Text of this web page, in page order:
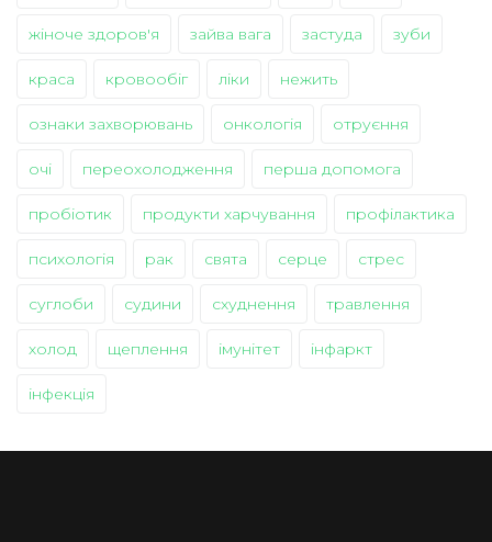
жіноче здоров'я зайва вага застуда зуби
краса кровообіг ліки нежить
ознаки захворювань онкологія отруєння
очі переохолодження перша допомога
пробіотик продукти харчування профілактика
психологія рак свята серце стрес
суглоби судини схуднення травлення
холод щеплення імунітет інфаркт
інфекція